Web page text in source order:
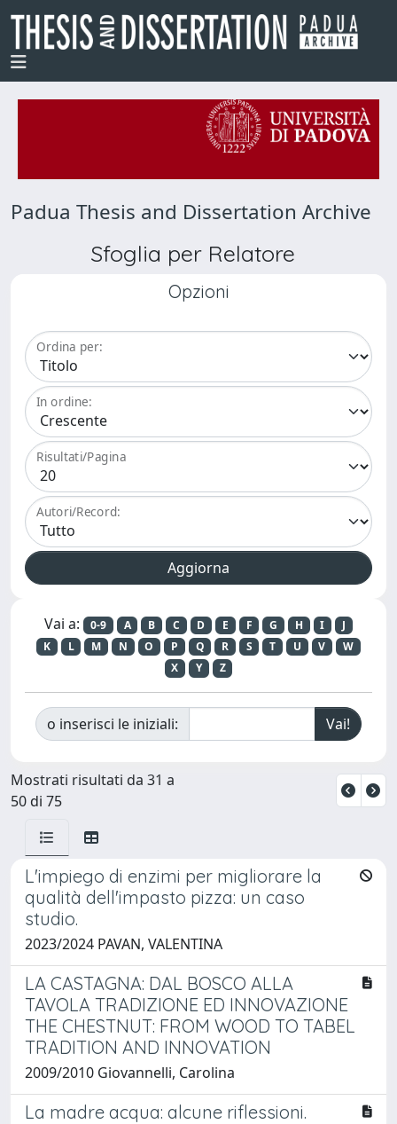
Padua Thesis and Dissertation Archive
Sfoglia per Relatore
Opzioni
Ordina per:
In ordine:
Risultati/Pagina
Autori/Record:
Vai a: 0-9 A B C D E F G H I
J
K
L M N O P Q R S T U V
W
X
Y Z
o inserisci le iniziali:
Mostrati risultati da 31 a
50 di 75
L'impiego di enzimi per migliorare la
qualità dell'impasto pizza: un caso
studio.
2023/2024 PAVAN, VALENTINA
LA CASTAGNA: DAL BOSCO ALLA
TAVOLA TRADIZIONE ED INNOVAZIONE
THE CHESTNUT: FROM WOOD TO TABEL
TRADITION AND INNOVATION
2009/2010 Giovannelli, Carolina
La madre acqua: alcune riflessioni.